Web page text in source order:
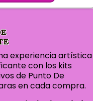
experiencia artística
con los kits
de Punto De
en cada compra.